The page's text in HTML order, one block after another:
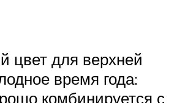
цвет для верхней
время года:
комбинируется с